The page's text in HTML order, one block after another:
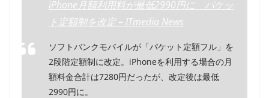
iPhone月額利用料が最低2990円に パケッ
ト定額制を改定 – ITmedia News
ソフトバンクモバイルが「パケット定額フル」を
2段階定額制に改定。iPhoneを利用する場合の月
額料金合計は7280円だったが、改定後は最低
2990円に。